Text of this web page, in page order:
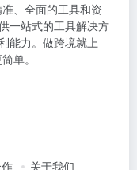
、全面的工具和资
一站式的工具解决方
能力。做跨境就上
单。
关于我们